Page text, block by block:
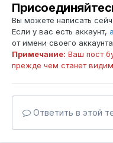
Вы можете написать
Если у вас есть аккаунт,
от имени своего
Примечание: Ваш пост
прежде чем станет
Ответить в этой